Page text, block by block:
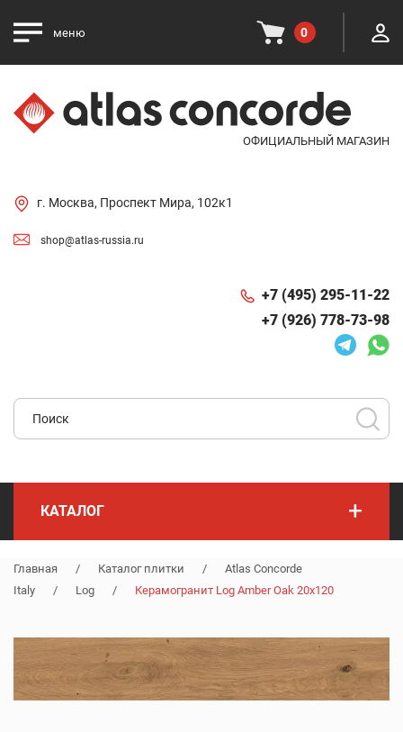
меню 0
ОФИЦИАЛЬНЫЙ МАГАЗИН
г. Москва, Проспект Мира, 102к1
shop@atlas-russia.ru
+7 (495) 295-11-22
+7 (926) 778-73-98
КАТАЛОГ +
Главная / Каталог плитки /
Atlas Concorde
Italy
/ Log / Керамогранит Log Amber Oak 20x120